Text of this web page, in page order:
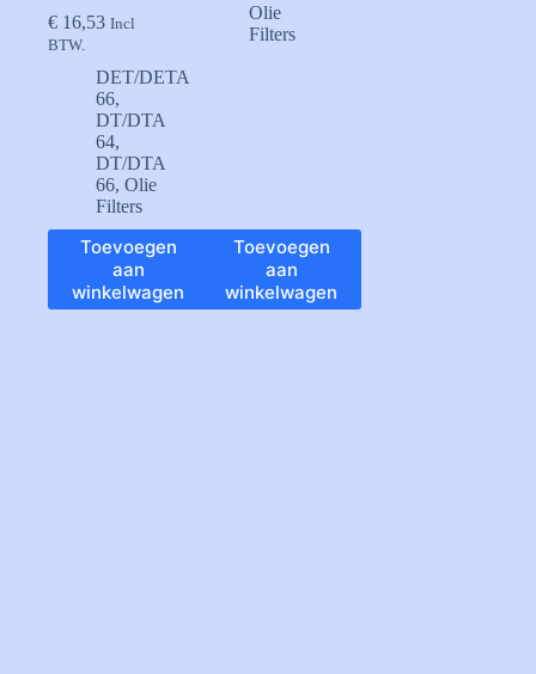
€ 16,53 Incl
BTW.
DET/DETA
66,
DT/DTA
64,
DT/DTA
66, Olie
Filters
Toevoegen
aan
winkelwagen
Olie
Filters
Toevoegen
aan
winkelwagen